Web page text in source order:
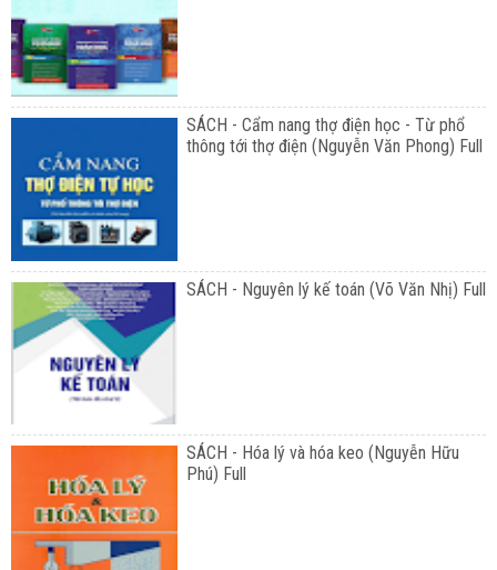
SÁCH - Cẩm nang thợ điện học - Từ phổ
thông tới thợ điện (Nguyễn Văn Phong) Full
SÁCH - Nguyên lý kế toán (Võ Văn Nhị) Full
SÁCH - Hóa lý và hóa keo (Nguyễn Hữu
Phú) Full